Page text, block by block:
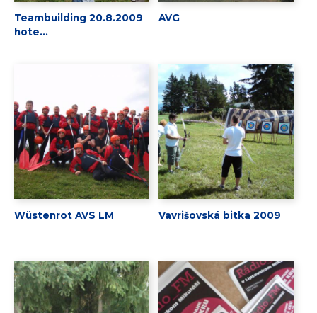
Teambuilding 20.8.2009
hote...
AVG
Wüstenrot AVS LM Vavrišovská bitka 2009